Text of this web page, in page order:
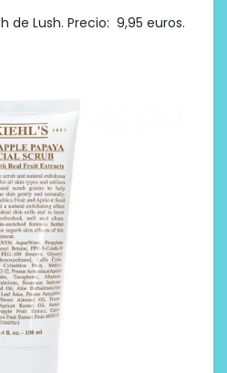
de Lush. Precio: 9,95 euros.